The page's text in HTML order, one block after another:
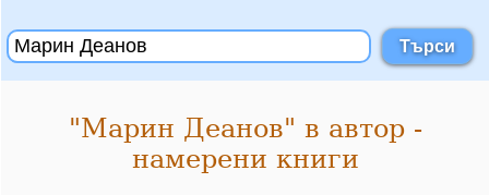
"Марин Деанов" в автор -
намерени книги